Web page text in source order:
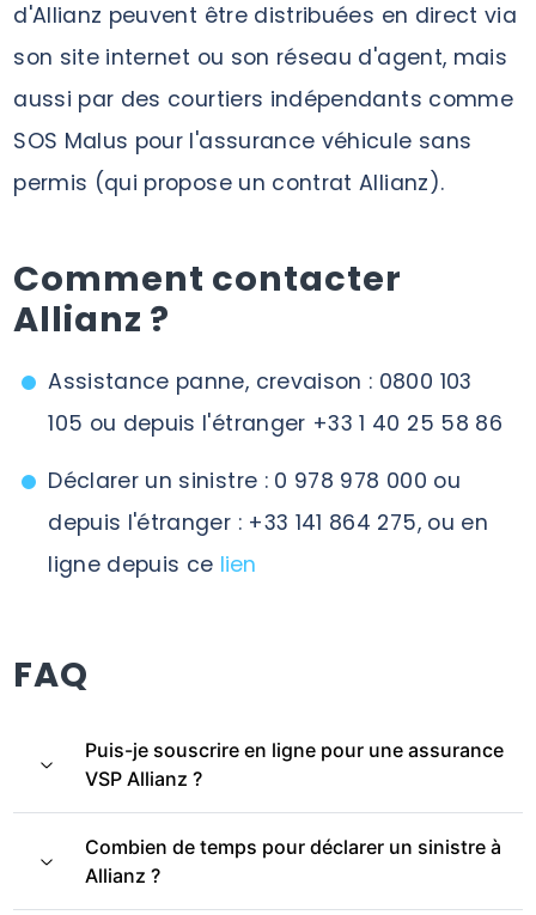
d'Allianz peuvent être distribuées en direct via
son site internet ou son réseau d'agent, mais
aussi par des courtiers indépendants comme
SOS Malus pour l'assurance véhicule sans
permis (qui propose un contrat Allianz).
Comment contacter
Allianz ?
Assistance panne, crevaison : 0800 103
105 ou depuis l'étranger +33 1 40 25 58 86
Déclarer un sinistre : 0 978 978 000 ou
depuis l'étranger : +33 141 864 275, ou en
ligne depuis ce lien
FAQ
Puis-je souscrire en ligne pour une assurance
VSP Allianz ?
Combien de temps pour déclarer un sinistre à
Allianz ?